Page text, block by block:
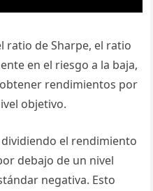
ratio de Sharpe, el ratio
en el riesgo a la baja,
rendimientos por
objetivo.
el rendimiento
debajo de un nivel
negativa. Esto